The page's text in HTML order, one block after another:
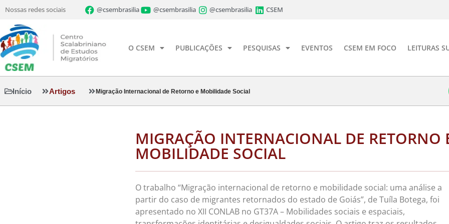
Nossas redes sociais @csembrasilia @csembrasilia @csembrasilia CSEM
O CSEM PUBLICAÇÕES PESQUISAS EVENTOS CSEM EM FOCO LEITURAS
Início Artigos Migração Internacional de Retorno e Mobilidade Social
MIGRAÇÃO INTERNACIONAL DE RETORNO
MOBILIDADE SOCIAL
O trabalho “Migração internacional de retorno e mobilidade social: uma análise a
partir do caso de migrantes retornados do estado de Goiás”, de Tuíla Botega, foi
apresentado no XII CONLAB no GT37A – Mobilidades sociais e espaciais,